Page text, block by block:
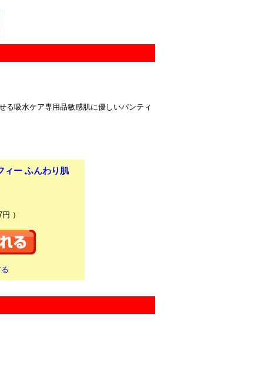
る吸水ケア専用品敏感肌に優しいパンティ
ィー ふんわり肌
）